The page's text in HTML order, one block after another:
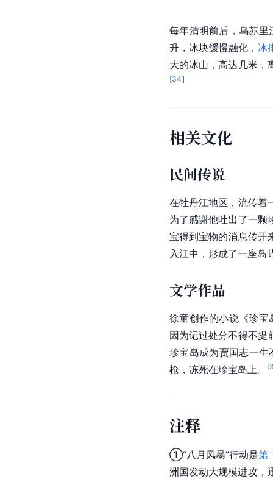
每年清明前后， 乌苏里
升，冰块缓慢融化， 冰
大的冰山 ，高达几米
[34]
相关文化
民间传说
在牡丹江地区，流传着
为了感谢他吐出了一颗
宝得到宝物的消息传开
入江中，形成了一座岛
文学作品
徐童创作的小说《珍宝
因为记过处分不得不提
珍宝岛成为贾国志一
枪，冻死在珍宝岛上。
[
注释
①“八月风暴”行动是第
洲国发动大规模进攻，